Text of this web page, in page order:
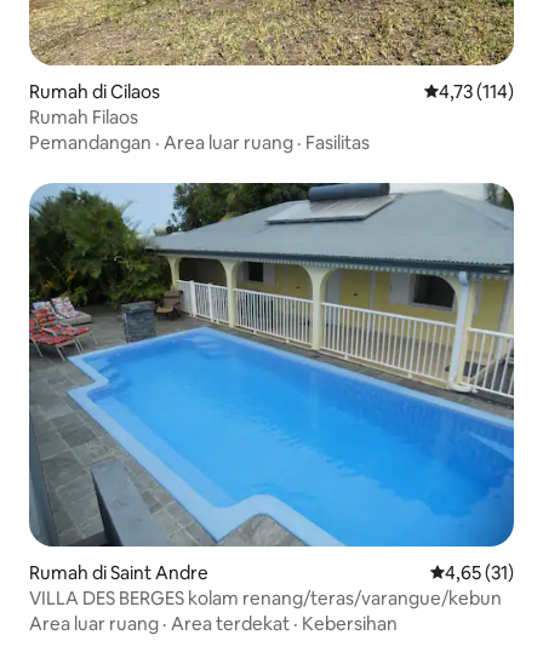
Rumah di Cilaos Nilai rata-rata
4,73 (114)
Rumah Filaos
Pemandangan · Area luar ruang · Fasilitas
Rumah di Saint Andre Nilai rata-
4,65 (31)
VILLA DES BERGES kolam renang/teras/varangue/kebun
Area luar ruang · Area terdekat · Kebersihan